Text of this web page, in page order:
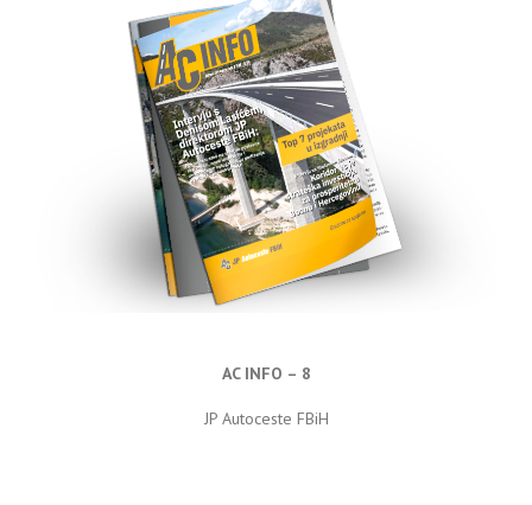
AC INFO – 8
JP Autoceste FBiH